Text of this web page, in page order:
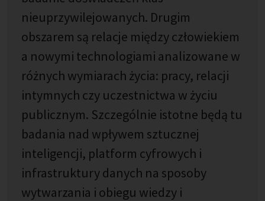
nieuprzywilejowanych. Drugim
obszarem są relacje między człowiekiem
a nowymi technologiami analizowane w
różnych wymiarach życia: pracy, relacji
intymnych czy uczestnictwa w życiu
publicznym. Szczególnie istotne będą tu
badania nad wpływem sztucznej
inteligencji, platform cyfrowych i
infrastruktury danych na sposoby
wytwarzania i obiegu wiedzy i